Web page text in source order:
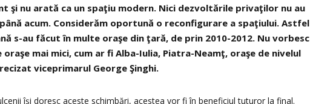
şi nu arată ca un spaţiu modern. Nici dezvoltările privaţilor nu au
acum. Considerăm oportună o reconfigurare a spaţiului. Astfel
s-au făcut în multe oraşe din ţară, de prin 2010-2012. Nu vorbesc
oraşe mai mici, cum ar fi Alba-Iulia, Piatra-Neamţ, oraşe de nivelul
viceprimarul George Şinghi.
îşi doresc aceste schimbări, acestea vor fi în beneficiul tuturor la final.